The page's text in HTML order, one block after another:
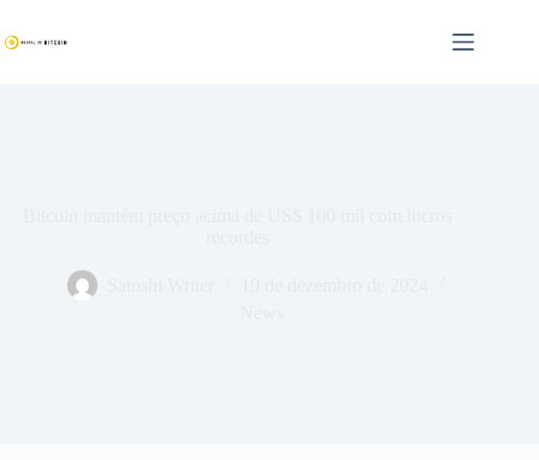
para
o